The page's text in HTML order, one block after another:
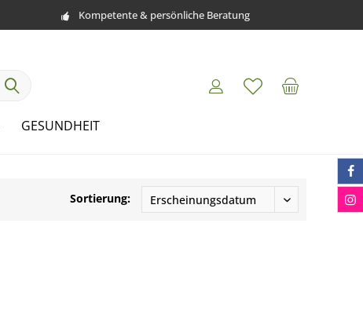
Kompetente & persönliche Beratung
GESUNDHEIT
Sortierung: